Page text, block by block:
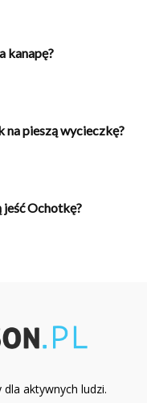
kanapę?
na pieszą wycieczkę?
Ochotkę?
aktywnych ludzi.